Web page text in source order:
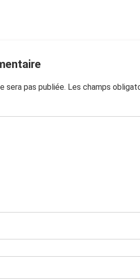
sera pas publiée. Les champs